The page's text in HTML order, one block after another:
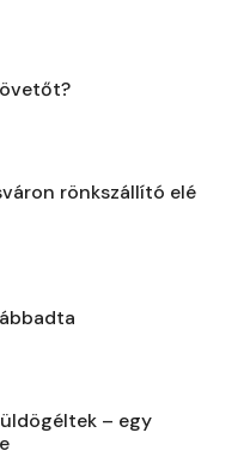
rönkszállító elé
– egy